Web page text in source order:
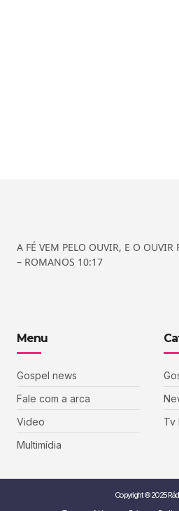
A FÉ VEM PELO OUVIR, E O OUVIR
– ROMANOS 10:17
Menu
Gospel news
Fale com a arca
Video
Multimídia
Tv
Copyright © 2025